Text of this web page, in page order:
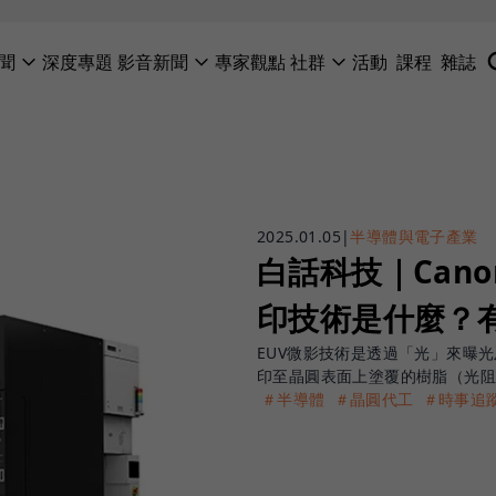
深度專題 影音新聞 專家觀點社群 活動 課程 雜誌
2025.01.05 |半導體與電子產業
白話科技｜
印技術是什麼？
EUV微影技術是透過「光」來曝
印至晶圓表面上塗覆的樹脂（光
＃半導體
＃晶圓代工 ＃時事追